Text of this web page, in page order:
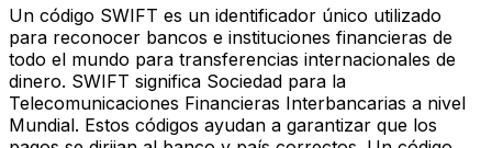
Un código SWIFT es un identificador único utilizado
para reconocer bancos e instituciones financieras de
todo el mundo para transferencias internacionales de
dinero. SWIFT significa Sociedad para la
Telecomunicaciones Financieras Interbancarias a nivel
Mundial. Estos códigos ayudan a garantizar que los